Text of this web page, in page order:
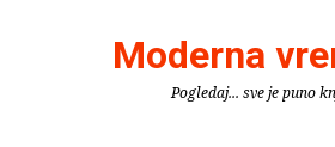
Moderna
Pogledaj... sve je puno